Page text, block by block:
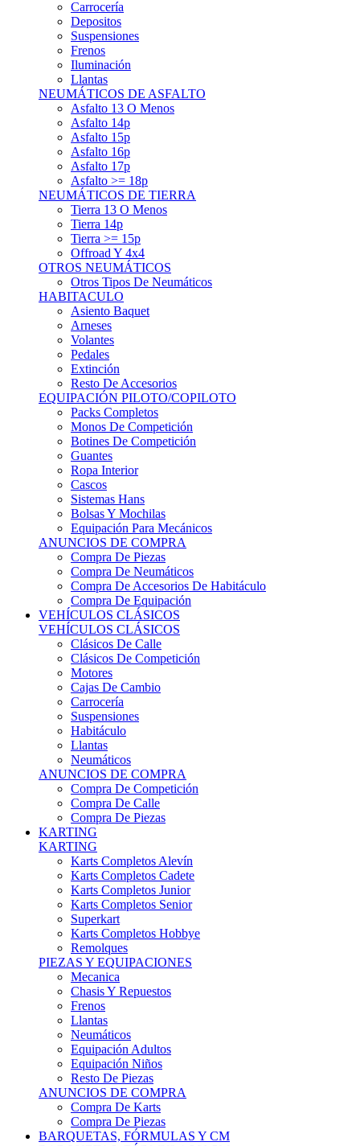
Suspensiones
Frenos
Iluminación
Llantas
NEUMÁTICOS DE ASFALTO
Asfalto 13 O Menos
Asfalto 14p
Asfalto 15p
Asfalto 16p
Asfalto 17p
Asfalto >= 18p
NEUMÁTICOS DE TIERRA
Tierra 13 O Menos
Tierra 14p
Tierra >= 15p
Offroad Y 4x4
OTROS NEUMÁTICOS
Otros Tipos De Neumáticos
HABITACULO
Asiento Baquet
Arneses
Volantes
Pedales
Extinción
Resto De Accesorios
EQUIPACIÓN PILOTO/COPILOTO
Packs Completos
Monos De Competición
Botines De Competición
Guantes
Ropa Interior
Cascos
Sistemas Hans
Bolsas Y Mochilas
Equipación Para Mecánicos
ANUNCIOS DE COMPRA
Compra De Piezas
Compra De Neumáticos
Compra De Accesorios De Habitáculo
Compra De Equipación
VEHÍCULOS CLÁSICOS
VEHÍCULOS CLÁSICOS
Clásicos De Calle
Clásicos De Competición
Motores
Cajas De Cambio
Carrocería
Suspensiones
Habitáculo
Llantas
Neumáticos
ANUNCIOS DE COMPRA
Compra De Competición
Compra De Calle
Compra De Piezas
KARTING
KARTING
Karts Completos Alevín
Karts Completos Cadete
Karts Completos Junior
Karts Completos Senior
Superkart
Karts Completos Hobbye
Remolques
PIEZAS Y EQUIPACIONES
Mecanica
Chasis Y Repuestos
Frenos
Llantas
Neumáticos
Equipación Adultos
Equipación Niños
Resto De Piezas
ANUNCIOS DE COMPRA
Compra De Karts
Compra De Piezas
BARQUETAS, FÓRMULAS Y CM
BARQUETAS, FÓRMULAS Y CM